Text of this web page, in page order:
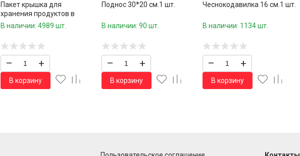
Пакет крышка для
хранения продуктов в
сумочке 100 шт.39 см./600
В наличии: 4989 шт.
– +
В корзину
Поднос 30*20 см.1 шт.
В наличии: 90 шт.
– +
В корзину
Чеснокодавилка 16 см.1 шт.
В наличии: 1134 шт.
– +
В корзину